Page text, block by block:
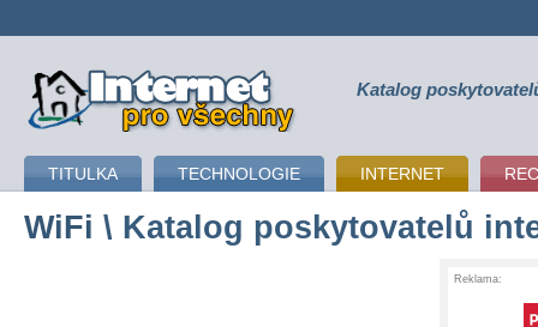
připojení k internetu Katalog
TITULKA TECHNOLOGIE INTERNET
WiFi \ Katalog poskytovatelů
Reklama: